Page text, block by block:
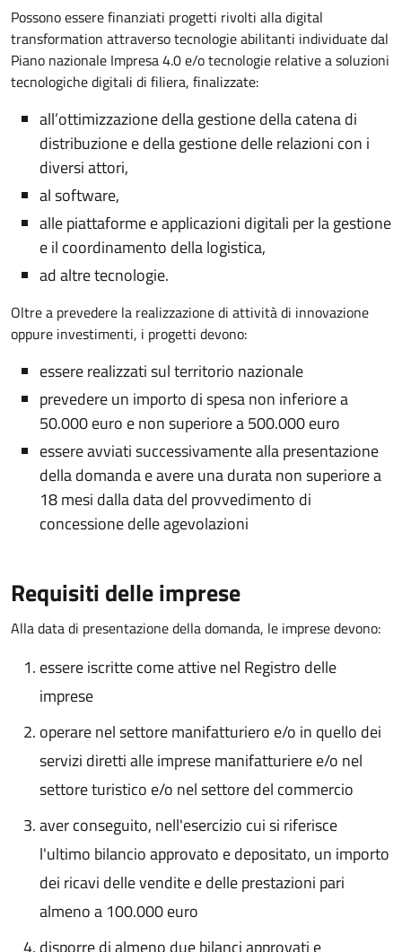
Possono essere finanziati progetti rivolti alla digital
transformation attraverso tecnologie abilitanti individuate dal
Piano nazionale Impresa 4.0 e/o tecnologie relative a soluzioni
tecnologiche digitali di filiera, finalizzate:
all’ottimizzazione della gestione della catena di
distribuzione e della gestione delle relazioni con i
diversi attori,
al software,
alle piattaforme e applicazioni digitali per la gestione
e il coordinamento della logistica,
ad altre tecnologie.
Oltre a prevedere la realizzazione di attività di innovazione
oppure investimenti, i progetti devono:
essere realizzati sul territorio nazionale
prevedere un importo di spesa non inferiore a
50.000 euro e non superiore a 500.000 euro
essere avviati successivamente alla presentazione
della domanda e avere una durata non superiore a
18 mesi dalla data del provvedimento di
concessione delle agevolazioni
Requisiti delle imprese
Alla data di presentazione della domanda, le imprese devono:
essere iscritte come attive nel Registro delle
imprese
operare nel settore manifatturiero e/o in quello dei
servizi diretti alle imprese manifatturiere e/o nel
settore turistico e/o nel settore del commercio
aver conseguito, nell'esercizio cui si riferisce
l'ultimo bilancio approvato e depositato, un importo
dei ricavi delle vendite e delle prestazioni pari
almeno a 100.000 euro
disporre di almeno due bilanci approvati e